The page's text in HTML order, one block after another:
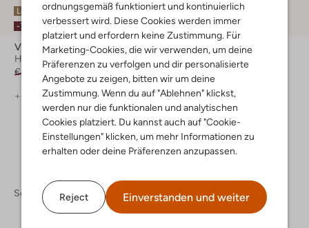
ordnungsgemäß funktioniert und kontinuierlich
verbessert wird. Diese Cookies werden immer
platziert und erfordern keine Zustimmung. Für
Marketing-Cookies, die wir verwenden, um deine
Präferenzen zu verfolgen und dir personalisierte
Angebote zu zeigen, bitten wir um deine
Zustimmung. Wenn du auf "Ablehnen" klickst,
werden nur die funktionalen und analytischen
Cookies platziert. Du kannst auch auf "Cookie-
Einstellungen" klicken, um mehr Informationen zu
erhalten oder deine Präferenzen anzupassen.
Reject Einverstanden und weiter
Letzter Artikel
-70%
Vingino
Hohe Stiefel
€ 79,95
€ 23,95
+ mehr farben
Letzter Artikel
-70%
Vingino
Hohe Stiefel
€ 79,95 € 23,95
+ mehr farben
Schuhe Stiefel